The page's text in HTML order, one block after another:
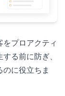
プロアクティ
る前に防ぎ、
に役立ちま